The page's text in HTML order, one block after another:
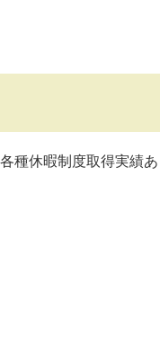
種休暇制度取得実績あ